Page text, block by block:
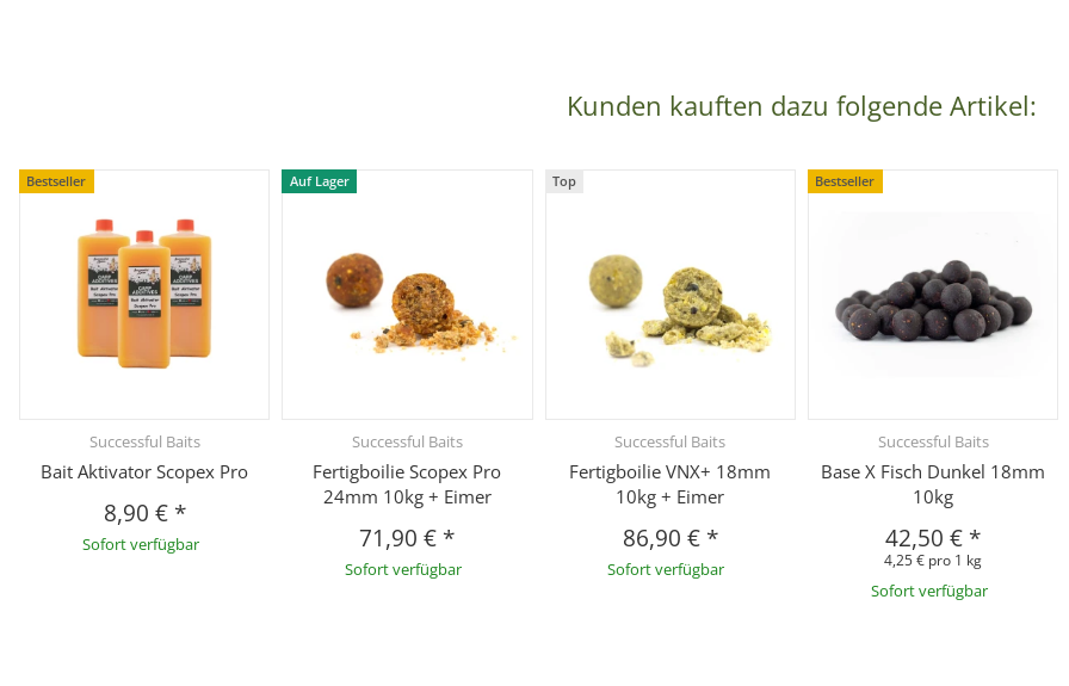
Kunden kauften dazu folgende Artikel:
Bestseller
Successful Baits
Bait Aktivator Scopex Pro
8,90 € *
Sofort verfügbar
Auf Lager
Successful Baits
Fertigboilie Scopex Pro
24mm 10kg + Eimer
71,90 € *
Sofort verfügbar
Top
Successful Baits
Fertigboilie VNX+ 18mm
10kg + Eimer
86,90 € *
Sofort verfügbar
Bestseller
Successful Baits
Base X Fisch Dunkel 18mm
10kg
42,50 € *
4,25 € pro 1 kg
Sofort verfügbar